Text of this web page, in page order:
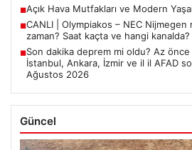
■Açık Hava Mutfakları ve Modern
■CANLI | Olympiakos – NEC Nijmegen
zaman? Saat kaçta ve hangi
■Son dakika deprem mi oldu? Az
İstanbul, Ankara, İzmir ve il il AFAD
Ağustos 2026
Güncel